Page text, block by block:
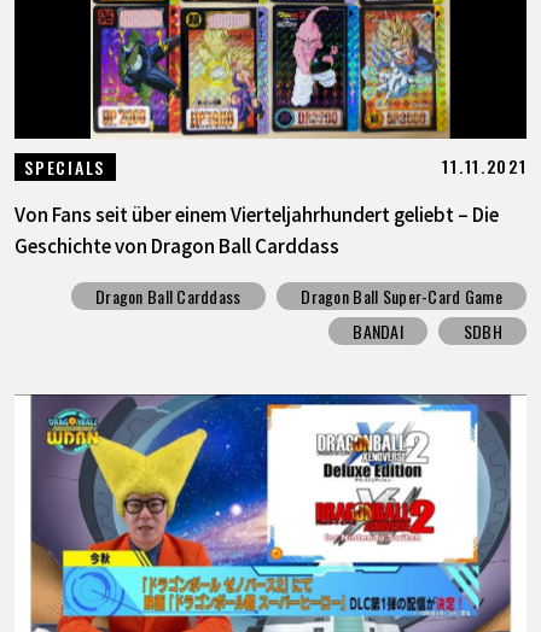
LANGUAGE
JP
EN FR DE ES
SPECIALS 11.11.2021
Von Fans seit über einem Vierteljahrhundert geliebt – Die
Geschichte von Dragon Ball Carddass
Dragon Ball Carddass
Dragon Ball Super-Card Game
BANDAI
SDBH